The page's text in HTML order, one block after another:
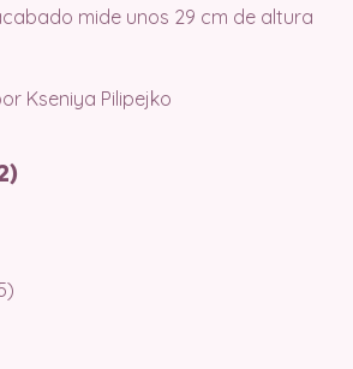
mide unos 29 cm de altura
Kseniya Pilipejko